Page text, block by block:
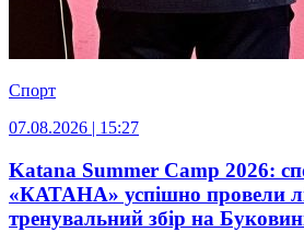
Спорт
07.08.2026 | 15:27
Katana Summer Camp 2026:
«КАТАНА» успішно провели
тренувальний збір на